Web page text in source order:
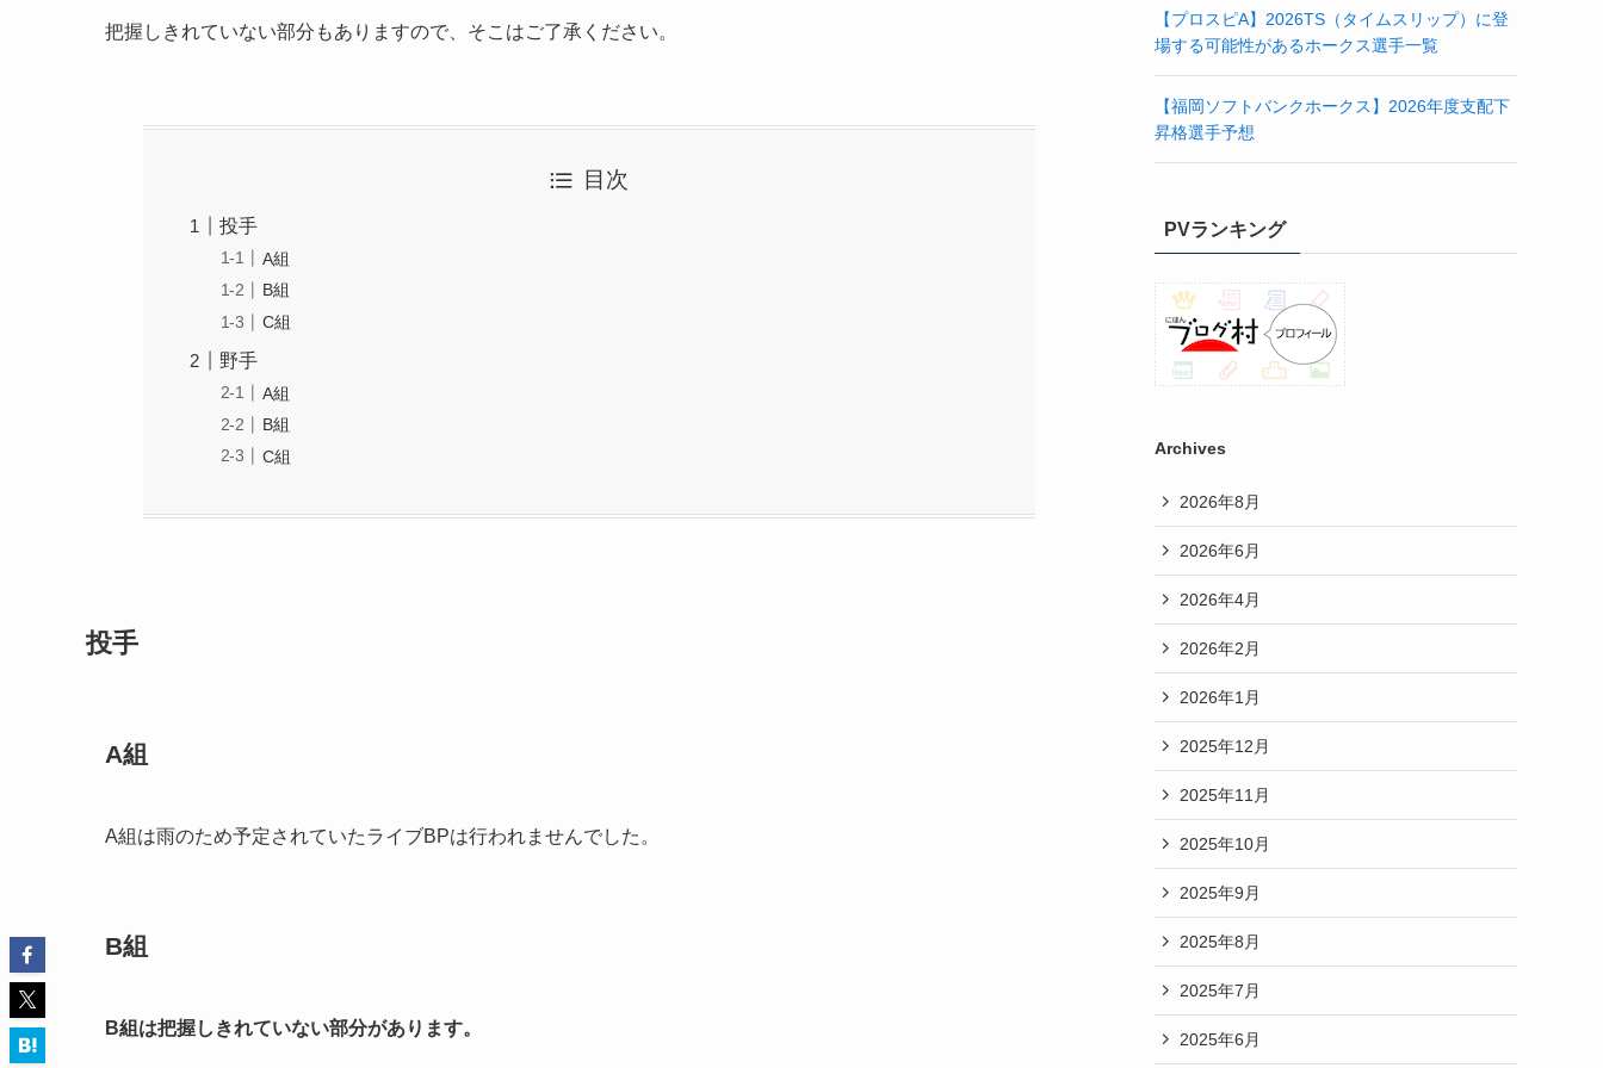
把握しきれていない部分もありますので、そこはご了承ください。
目次
投手
A組
B組
C組
野手
A組
B組
C組
投手
A組
A組は雨のため予定されていたライブBPは行われませんでした。
B組
B組は把握しきれていない部分があります。
【プロスピA】2026TS（タイムスリップ）に登
場する可能性があるホークス選手一覧
【福岡ソフトバンクホークス】2026年度支配下
昇格選手予想
PVランキング
Archives
2026年8月
2026年6月
2026年4月
2026年2月
2026年1月
2025年12月
2025年11月
2025年10月
2025年9月
2025年8月
2025年7月
2025年6月